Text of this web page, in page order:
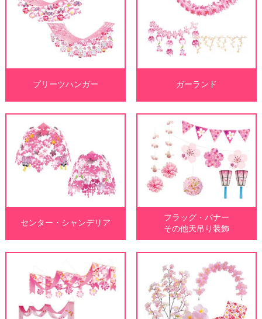
プリーツハンガー ガーランド
センター・シャンデリア
フラッグ・バナー
その他天吊り装飾